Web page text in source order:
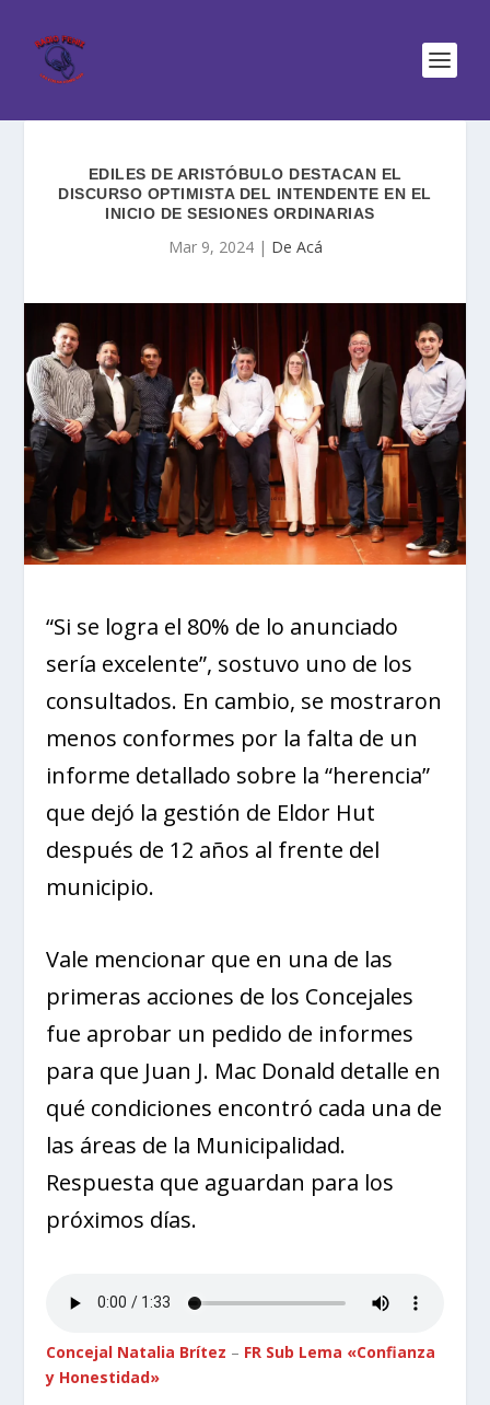
EDILES DE ARISTÓBULO DESTACAN EL
DISCURSO OPTIMISTA DEL INTENDENTE EN EL
INICIO DE SESIONES ORDINARIAS
Mar 9, 2024| De Acá
“Si se logra el 80% de lo anunciado
sería excelente”, sostuvo uno de los
consultados. En cambio, se mostraron
menos conformes por la falta de un
informe detallado sobre la “herencia”
que dejó la gestión de Eldor Hut
después de 12 años al frente del
municipio.
Vale mencionar que en una de las
primeras acciones de los Concejales
fue aprobar un pedido de informes
para que Juan J. Mac Donald detalle en
qué condiciones encontró cada una de
las áreas de la Municipalidad.
Respuesta que aguardan para los
próximos días.
Concejal Natalia Brítez – FR Sub Lema «Confianza
y Honestidad»